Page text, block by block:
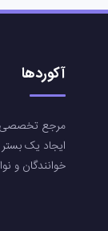
آکوردها
مرجع تخصصی
ایجاد یک
خوانندگان و